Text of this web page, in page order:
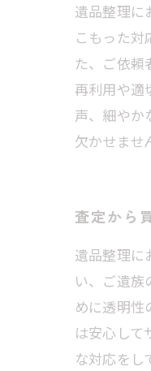
遺品整理に
こもった
た、ご依頼
再利用や適
声、細やか
欠かせませ
査定から
遺品整理に
い、ご遺族
めに透明性
は安心して
な対応をし